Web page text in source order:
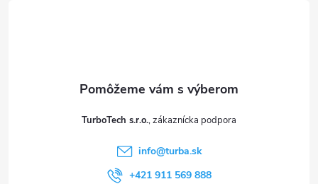
TurboTech s.r.o.
info@turba.sk
+421 911 569 888